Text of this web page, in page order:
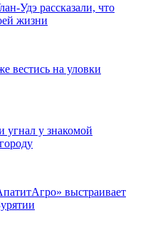
Удэ рассказали, что
жизни
вестись на уловки
угнал у знакомой
выстраивает